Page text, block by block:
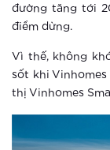
đường tăng tới
điểm dừng.
Vì thế, không
sốt khi
thị Vinhomes